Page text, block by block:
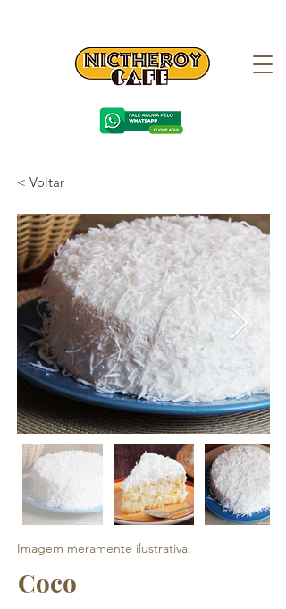
< Voltar
Imagem meramente ilustrativa.
Coco